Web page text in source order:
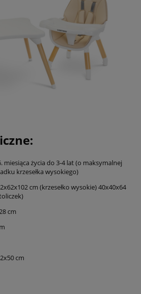
miesiąca życia do 3-4 lat (o maksymalnej
krzesełka wysokiego)
cm (krzesełko wysokie) 40x40x64
cm
cm